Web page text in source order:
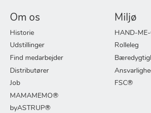
Om os
Historie
Udstillinger
Find medarbejder
Distributører
Job
MAMAMEMO®
byASTRUP®
Miljø
HAND-
Rolleleg
FSC®